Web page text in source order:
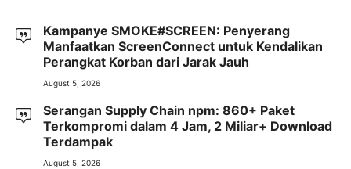
Kampanye SMOKE#SCREEN: Penyerang
Manfaatkan ScreenConnect untuk Kendalikan
Perangkat Korban dari Jarak Jauh
August 5, 2026
Serangan Supply Chain npm: 860+ Paket
Terkompromi dalam 4 Jam, 2 Miliar+ Download
Terdampak
August 5, 2026